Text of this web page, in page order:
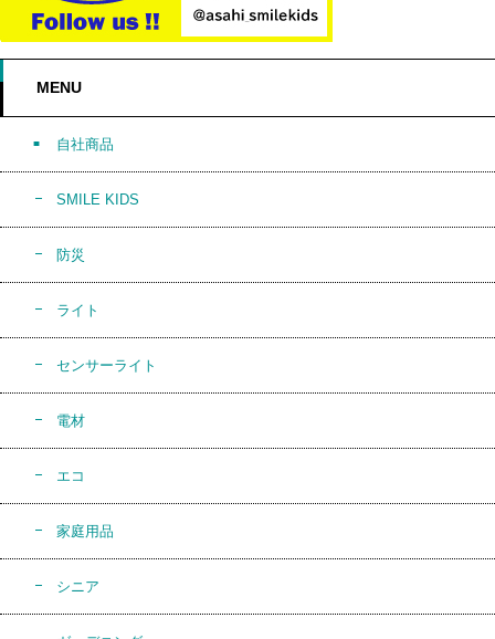
MENU
自社商品
SMILE KIDS
防災
ライト
センサーライト
電材
エコ
家庭用品
シニア